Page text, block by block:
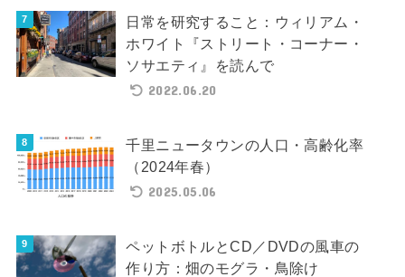
日常を研究すること：ウィリアム・
ホワイト『ストリート・コーナー・
ソサエティ』を読んで
2022.06.20
千里ニュータウンの人口・高齢化率
（2024年春）
2025.05.06
ペットボトルとCD／DVDの風車の
作り方：畑のモグラ・鳥除け